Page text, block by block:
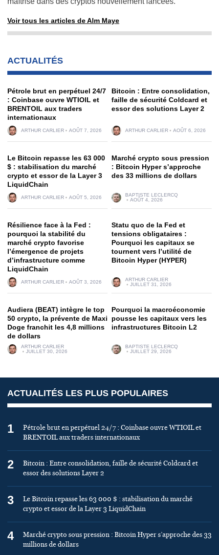
Voir tous les articles de Alm Maye
ACTUALITÉS
Pétrole brut en perpétuel 24/7
: Coinbase ouvre WTIOIL et
BRENTOIL aux traders
internationaux
ARTHUR CARLIER AOÛT 7, 2026
Bitcoin : Entre consolidation,
faille de sécurité Coldcard et
essor des solutions Layer 2
ARTHUR CARLIER AOÛT 6, 2026
Le Bitcoin repasse les 63 000
$ : stabilisation du marché
crypto et essor de la Layer 3
LiquidChain
ARTHUR CARLIER AOÛT 5, 2026
Marché crypto sous pression
: Bitcoin Hyper s’approche
des 33 millions de dollars
BAPTISTE LECLERCQ
AOÛT 4, 2026
Résilience face à la Fed :
pourquoi la stabilité du
marché crypto favorise
l’émergence de projets
d’infrastructure comme
LiquidChain
ARTHUR CARLIER AOÛT 3, 2026
Statu quo de la Fed et
tensions obligataires :
Pourquoi les capitaux se
tournent vers l’utilité de
Bitcoin Hyper (HYPER)
ARTHUR CARLIER
JUILLET 31, 2026
Audiera (BEAT) intègre le top
50 crypto, la prévente de Maxi
Doge franchit les 4,8 millions
de dollars
ARTHUR CARLIER
JUILLET 30, 2026
Pourquoi la macroéconomie
pousse les capitaux vers les
infrastructures Bitcoin L2
BAPTISTE LECLERCQ
JUILLET 29, 2026
ACTUALITÉS LES PLUS POPULAIRES
1
Pétrole brut en perpétuel 24/7 : Coinbase ouvre WTIOIL et
BRENTOIL aux traders internationaux
2
Bitcoin : Entre consolidation, faille de sécurité Coldcard et
essor des solutions Layer 2
3
Le Bitcoin repasse les 63 000 $ : stabilisation du marché
crypto et essor de la Layer 3 LiquidChain
4
Marché crypto sous pression : Bitcoin Hyper s’approche des 33
millions de dollars